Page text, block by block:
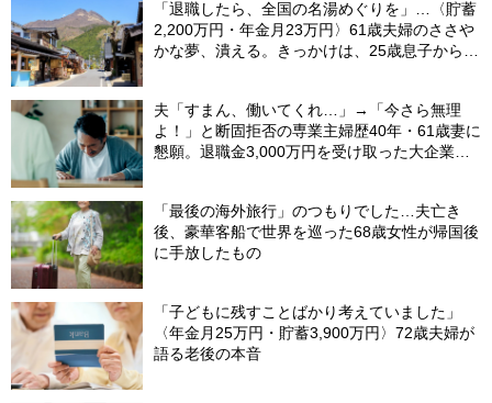
「退職したら、全国の名湯めぐりを」…〈貯蓄
2,200万円・年金月23万円〉61歳夫婦のささや
かな夢、潰える。きっかけは、25歳息子から届
夫「すまん、働いてくれ…」→「今さら無理
よ！」と断固拒否の専業主婦歴40年・61歳妻に
懇願。退職金3,000万円を受け取った大企業元
「最後の海外旅行」のつもりでした…夫亡き
後、豪華客船で世界を巡った68歳女性が帰国後
に手放したもの
「子どもに残すことばかり考えていました」
〈年金月25万円・貯蓄3,900万円〉72歳夫婦が
語る老後の本音